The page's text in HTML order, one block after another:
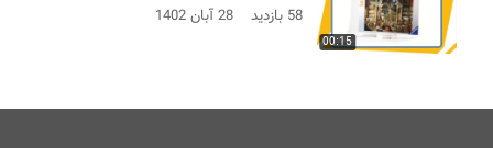
00:15
58 بازدید 28 آبان 1402